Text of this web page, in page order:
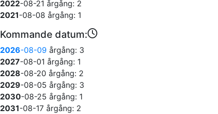
2022-08-21 årgång: 2
2021-08-08 årgång: 1
Kommande datum:
2026-08-09 årgång: 3
2027-08-01 årgång: 1
2028-08-20 årgång: 2
2029-08-05 årgång: 3
2030-08-25 årgång: 1
2031-08-17 årgång: 2